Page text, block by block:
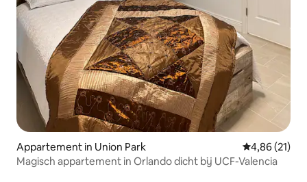
Appartement in Union Park Gemiddelde
4,86 (21)
Magisch appartement in Orlando dicht bij UCF-Valencia